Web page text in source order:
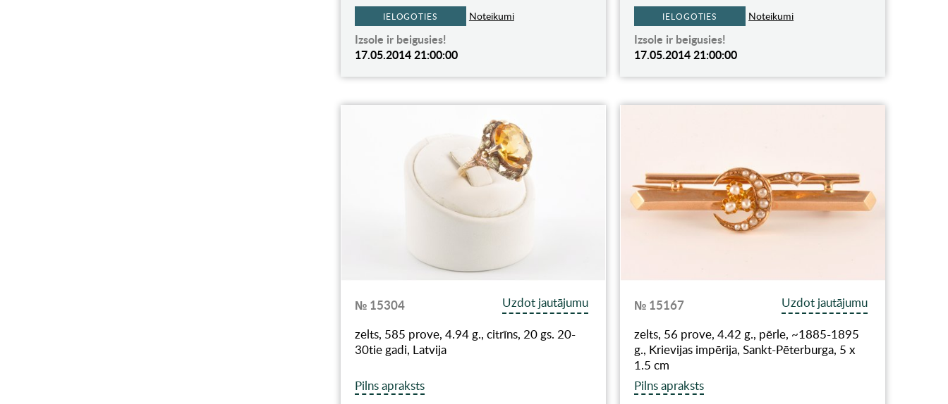
IELOGOTIES Noteikumi
Izsole ir beigusies!
17.05.2014 21:00:00
IELOGOTIES Noteikumi
Izsole ir beigusies!
17.05.2014 21:00:00
№ 15304
Uzdot jautājumu
zelts, 585 prove, 4.94 g., citrīns, 20 gs. 20-
30tie gadi, Latvija
Pilns apraksts
№ 15167
Uzdot jautājumu
zelts, 56 prove, 4.42 g., pērle, ~1885-1895
g., Krievijas impērija, Sankt-Pēterburga, 5 x
1.5 cm
Pilns apraksts